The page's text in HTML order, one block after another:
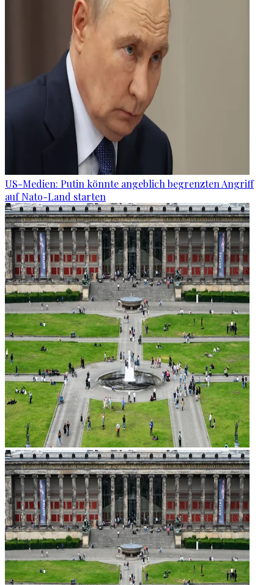
US-Medien: Putin könnte angeblich begrenzten Angriff
auf Nato-Land starten